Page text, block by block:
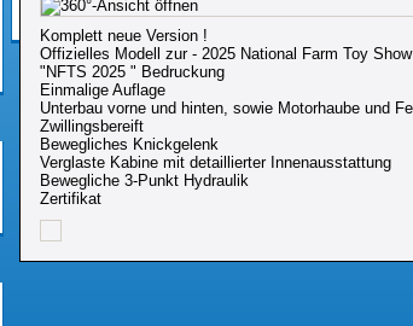
Komplett neue Version !
Offizielles Modell zur - 2025 National Farm Toy
"NFTS 2025 " Bedruckung
Einmalige Auflage
Unterbau vorne und hinten, sowie Motorhaube und
Zwillingsbereift
Bewegliches Knickgelenk
Verglaste Kabine mit detaillierter Innenausstattung
Bewegliche 3-Punkt Hydraulik
Zertifikat